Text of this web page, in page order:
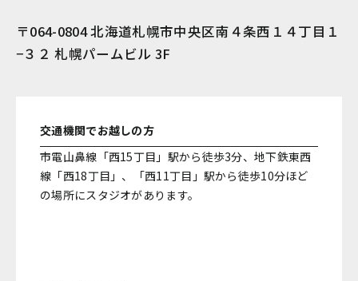
〒064-0804 北海道札幌市中央区南４条西１４丁目１
−３２ 札幌パームビル 3F
交通機関でお越しの方
市電山鼻線「西15丁目」駅から徒歩3分、地下鉄東西
線「西18丁目」、「西11丁目」駅から徒歩10分ほど
の場所にスタジオがあります。